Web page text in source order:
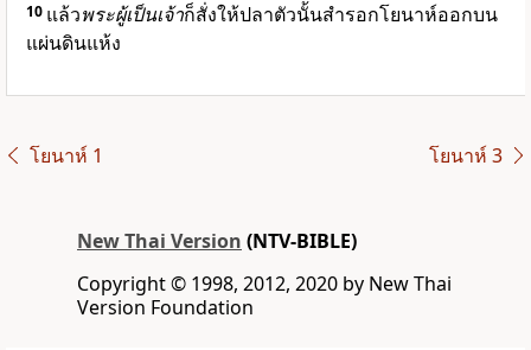
10 แล้วพระผู้เป็นเจ้าก็สั่งให้ปลาตัวนั้นสำรอกโยนาห์ออกบน
แผ่นดินแห้ง
โยนาห์ 1 โยนาห์ 3
New Thai Version (NTV-BIBLE)
Copyright © 1998, 2012, 2020 by New Thai
Version Foundation